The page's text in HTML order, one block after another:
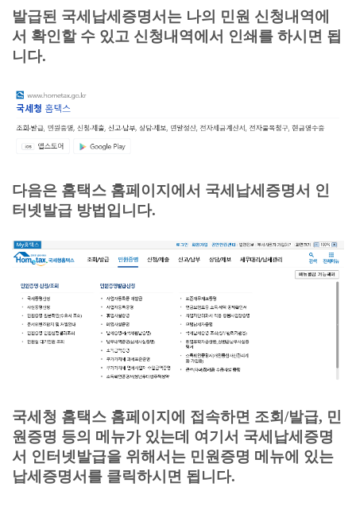
발급된 국세납세증명서는 나의 민원 신청내역에
서 확인할 수 있고 신청내역에서 인쇄를 하시면 됩
니다.
다음은 홈택스 홈페이지에서 국세납세증명서 인
터넷발급 방법입니다.
국세청 홈택스 홈페이지에 접속하면 조회/발급, 민
원증명 등의 메뉴가 있는데 여기서 국세납세증명
서 인터넷발급을 위해서는 민원증명 메뉴에 있는
납세증명서를 클릭하시면 됩니다.